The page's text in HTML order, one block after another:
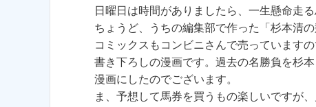
日曜日は時間がありましたら、一生懸命走
ちょうど、うちの編集部で作った「杉本清
コミックスもコンビニさんで売っています
書き下ろしの漫画です。過去の名勝負を杉
漫画にしたのでございます。
ま、予想して馬券を買うもの楽しいですが